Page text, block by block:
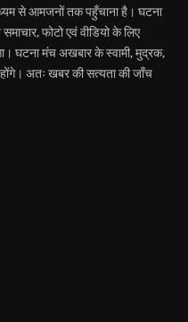
से आमजनों तक पहुँचाना है। घटना
फोटो एवं वीडियो के लिए
घटना मंच अखबार के स्वामी, मुद्रक,
अतः खबर की सत्यता की जाँच